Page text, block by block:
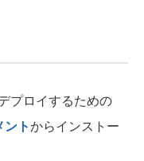
プロイするための
トからインストー